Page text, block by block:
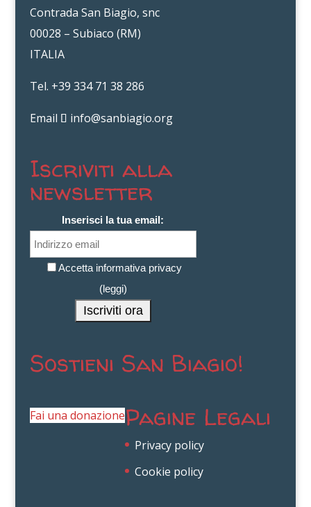
Contrada San Biagio, snc
00028 – Subiaco (RM)
ITALIA
Tel. +39 334 71 38 286
Email info@sanbiagio.org
Iscriviti alla
newsletter
Inserisci la tua email:
Accetta informativa privacy
(leggi)
Sostieni San Biagio!
Fai una donazionePagine Legali
Privacy policy
Cookie policy